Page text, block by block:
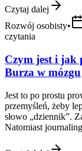
Czytaj dalej
Rozwój osobisty•
czytania
Czym jest i jak
Burza w mózgu
Jest to po prostu
przemyśleń, żeby
słowo „dziennik”.
Natomiast